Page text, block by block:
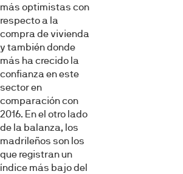
más optimistas con
respecto a la
compra de vivienda
y también donde
más ha crecido la
confianza en este
sector en
comparación con
2016. En el otro lado
de la balanza, los
madrileños son los
que registran un
índice más bajo del